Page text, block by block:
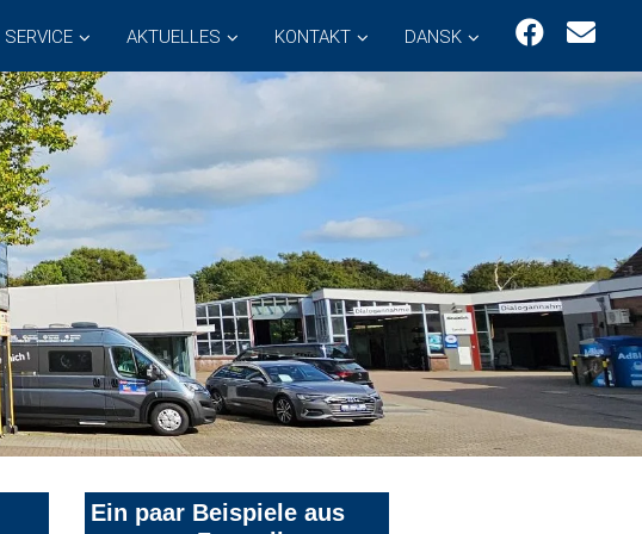
SERVICE AKTUELLES KONTAKT DANSK
Ein paar Beispiele aus